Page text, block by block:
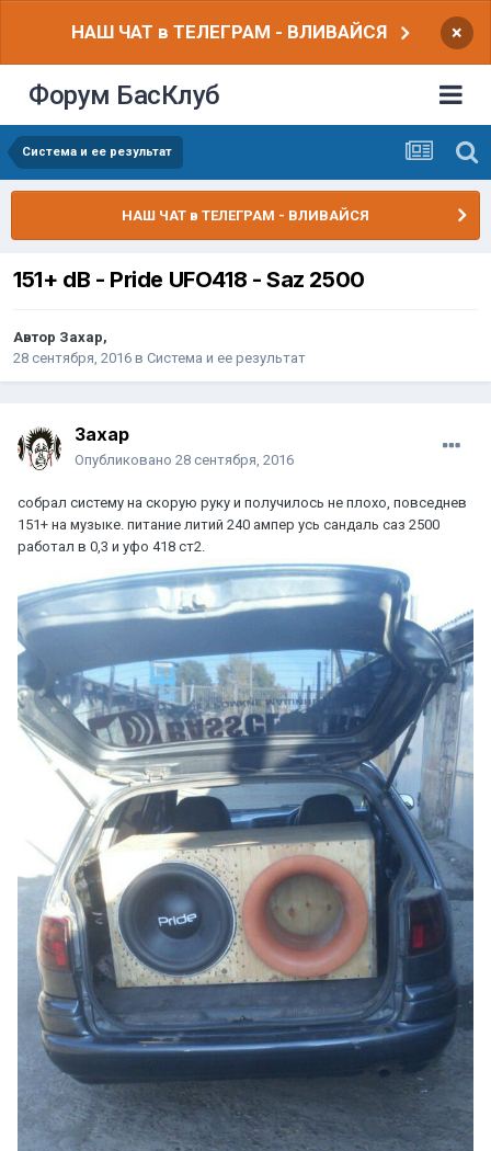
НАШ ЧАТ в ТЕЛЕГРАМ - ВЛИВАЙСЯ ×
Форум БасКлуб
Система и ее результат
НАШ ЧАТ в ТЕЛЕГРАМ - ВЛИВАЙСЯ
151+ dB - Pride UFO418 - Saz 2500
Автор Захар,
28 сентября, 2016 в Система и ее результат
Захар
Опубликовано 28 сентября, 2016
собрал систему на скорую руку и получилось не плохо, повседнев
151+ на музыке. питание литий 240 ампер усь сандаль саз 2500
работал в 0,3 и уфо 418 ст2.